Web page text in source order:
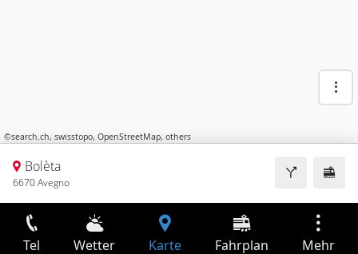
©search.ch, swisstopo, OpenStreetMap, others
Bolèta
6670 Avegno
Tel Wetter Karte Fahrplan Mehr